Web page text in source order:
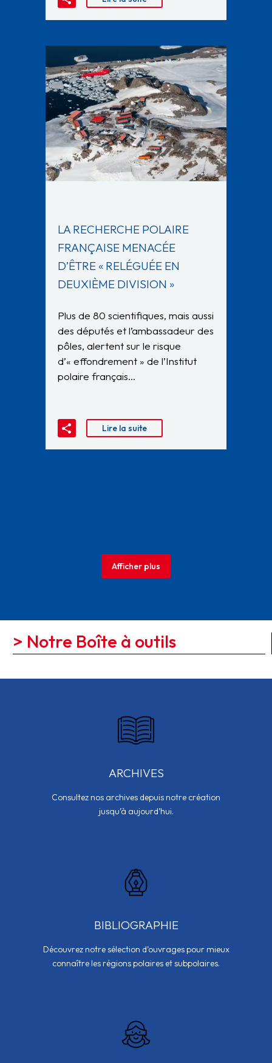
LA RECHERCHE POLAIRE
FRANÇAISE MENACÉE
D’ÊTRE « RELÉGUÉE EN
DEUXIÈME DIVISION »
Plus de 80 scientifiques, mais aussi
des députés et l’ambassadeur des
pôles, alertent sur le risque
d’« effondrement » de l’Institut
polaire français…
Lire la suite
Afficher plus
> Notre Boîte à outils
ARCHIVES
Consultez nos archives depuis notre création
jusqu’à aujourd’hui.
BIBLIOGRAPHIE
Découvrez notre sélection d’ouvrages pour mieux
connaître les régions polaires et subpolaires.